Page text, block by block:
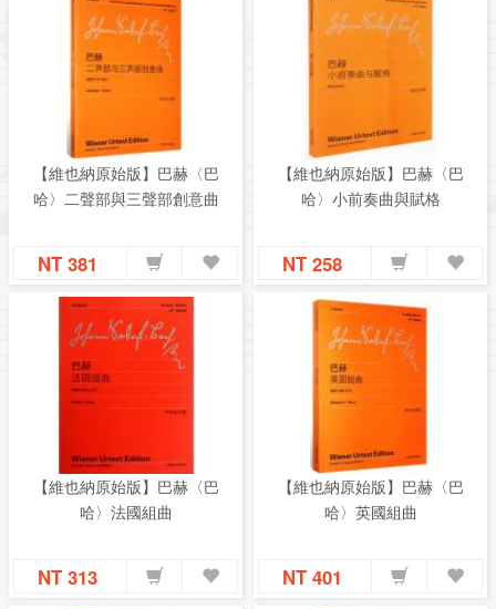
【維也納原始版】巴赫〈巴
哈〉二聲部與三聲部創意曲
NT 381
【維也納原始版】巴赫〈巴
哈〉小前奏曲與賦格
NT 258
【維也納原始版】巴赫〈巴
哈〉法國組曲
NT 313
【維也納原始版】巴赫〈巴
哈〉英國組曲
NT 401